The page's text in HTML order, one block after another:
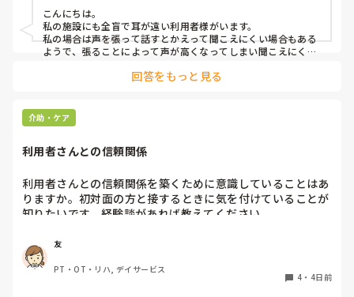
よろしくお願いします。
こんにちは。
私の施設にも全盲で耳が遠い利用者様がいます。
私の場合は声を張って話すとかえって聞こえにくい場合もある
ようで、張ることによって声が高くなってしまい聞こえにくい
回答をもっと見る
介助・ケア
利用者さんとの信頼関係
利用者さんとの信頼関係を築くために意識していることはあ
りますか。初対面の方と接するときに気を付けていることが
知りたいです。経験談があれば教えてください。
友
PT・OT・リハ, デイサービス
4 ・ 4日前